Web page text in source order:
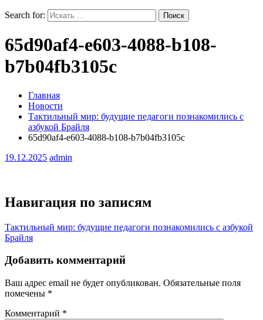
Search for:
65d90af4-e603-4088-b108-
b7b04fb3105c
Главная
Новости
Тактильный мир: будущие педагоги познакомились с
азбукой Брайля
65d90af4-e603-4088-b108-b7b04fb3105c
19.12.2025 admin
Навигация по записям
Тактильный мир: будущие педагоги познакомились с азбукой
Брайля
Добавить комментарий
Ваш адрес email не будет опубликован. Обязательные поля
помечены *
Комментарий *